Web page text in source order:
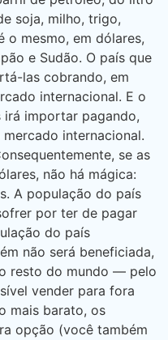
soja, milho, trigo,
o mesmo, em dólares,
e Sudão. O país que
las cobrando, em
internacional. E o
importar pagando,
internacional.
se as
não há mágica:
A população do país
por ter de pagar
do país
não será beneficiada,
resto do mundo — pelo
vender para fora
mais barato, os
opção (você também